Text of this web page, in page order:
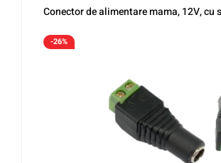
Conector de alimentare mama, 12V, cu
-26%